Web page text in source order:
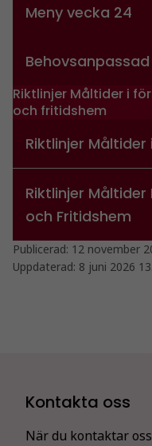
Meny vecka 24
Riktlinjer Måltider i
och fritidshem
Riktlinjer
Riktlinjer Måltider
och Fritidshem
Publicerad: 12 november
Uppdaterad: 8 juni 2026
Kontakta oss
När du kontaktar